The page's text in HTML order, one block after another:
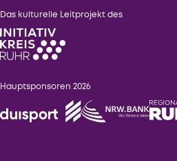
Das kulturelle Leitprojekt des
Hauptsponsoren 2026